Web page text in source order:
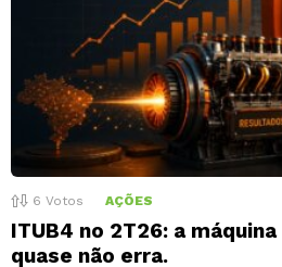
6 Votos AÇÕES
ITUB4 no 2T26: a
quase não erra.